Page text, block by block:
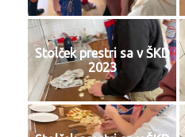
Stolček prestri sa v ŠKD
2023